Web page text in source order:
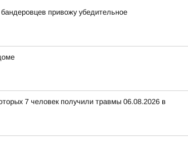
привожу убедительное
7 человек получили травмы 06.08.2026 в